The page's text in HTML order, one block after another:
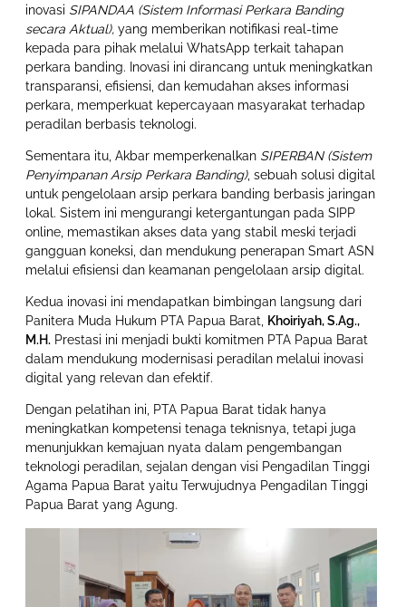
inovasi SIPANDAA (Sistem Informasi Perkara Banding
secara Aktual), yang memberikan notifikasi real-time
kepada para pihak melalui WhatsApp terkait tahapan
perkara banding. Inovasi ini dirancang untuk meningkatkan
transparansi, efisiensi, dan kemudahan akses informasi
perkara, memperkuat kepercayaan masyarakat terhadap
peradilan berbasis teknologi.
Sementara itu, Akbar memperkenalkan SIPERBAN (Sistem
Penyimpanan Arsip Perkara Banding), sebuah solusi digital
untuk pengelolaan arsip perkara banding berbasis jaringan
lokal. Sistem ini mengurangi ketergantungan pada SIPP
online, memastikan akses data yang stabil meski terjadi
gangguan koneksi, dan mendukung penerapan Smart ASN
melalui efisiensi dan keamanan pengelolaan arsip digital.
Kedua inovasi ini mendapatkan bimbingan langsung dari
Panitera Muda Hukum PTA Papua Barat,
Khoiriyah, S.Ag.,
M.H. Prestasi ini menjadi bukti komitmen PTA Papua Barat
dalam mendukung modernisasi peradilan melalui inovasi
digital yang relevan dan efektif.
Dengan pelatihan ini, PTA Papua Barat tidak hanya
meningkatkan kompetensi tenaga teknisnya, tetapi juga
menunjukkan kemajuan nyata dalam pengembangan
teknologi peradilan, sejalan dengan visi Pengadilan Tinggi
Agama Papua Barat yaitu Terwujudnya Pengadilan Tinggi
Papua Barat yang Agung.